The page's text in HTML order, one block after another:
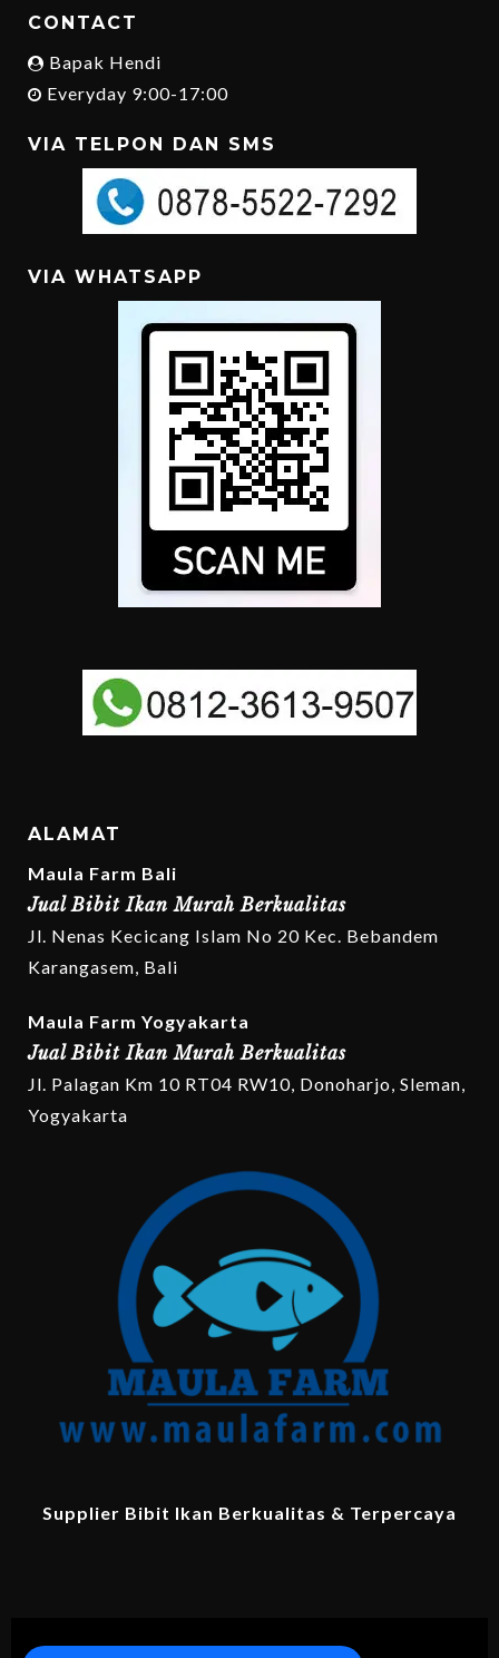
CONTACT
Bapak Hendi
Everyday 9:00-17:00
VIA TELPON DAN SMS
VIA WHATSAPP
ALAMAT
Maula Farm Bali
Jual Bibit Ikan Murah Berkualitas
Jl. Nenas Kecicang Islam No 20 Kec. Bebandem
Karangasem, Bali
Maula Farm Yogyakarta
Jual Bibit Ikan Murah Berkualitas
Jl. Palagan Km 10 RT04 RW10, Donoharjo, Sleman,
Yogyakarta
Supplier Bibit Ikan Berkualitas & Terpercaya